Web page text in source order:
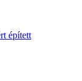
épített